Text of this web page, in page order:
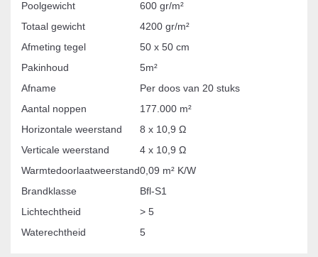
Poolgewicht
600 gr/m²
Totaal gewicht
4200 gr/m²
Afmeting tegel
50 x 50 cm
Pakinhoud
5m²
Afname
Per doos van 20 stuks
Aantal noppen
177.000 m²
Horizontale weerstand
8 x 10,9 Ω
Verticale weerstand
4 x 10,9 Ω
Warmtedoorlaatweerstand0,09 m² K/W
Brandklasse
Bfl-S1
Lichtechtheid
> 5
Waterechtheid
5